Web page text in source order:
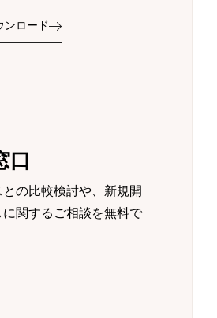
ンロード
口
の比較検討や、新規開
関するご相談を無料で